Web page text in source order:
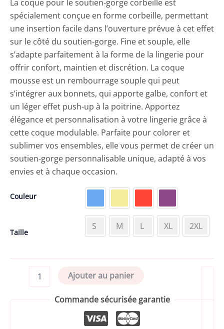
La coque pour le soutien-gorge corbeille est
spécialement conçue en forme corbeille, permettant
une insertion facile dans l’ouverture prévue à cet effet
sur le côté du soutien-gorge. Fine et souple, elle
s’adapte parfaitement à la forme de la lingerie pour
offrir confort, maintien et discrétion. La coque
mousse est un rembourrage souple qui peut
s’intégrer aux bonnets, qui apporte galbe, confort et
un léger effet push-up à la poitrine. Apportez
élégance et personnalisation à votre lingerie grâce à
cette coque modulable. Parfaite pour colorer et
sublimer vos ensembles, elle vous permet de créer un
soutien-gorge personnalisable unique, adapté à vos
envies et à chaque occasion.
Couleur
Taille
S M L XL 2XL
de
Ajouter au panier
Commande sécurisée garantie